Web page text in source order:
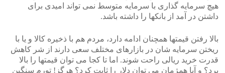
هیچ سرمایه گذاری با سرمایه متوسط نمی تواند امیدی برای
داشتن در آمد از بانکها را داشته باشد.
بالا رفتن قیمتها همچنان ادامه دارد، مردم هم با ذخیره کالا و یا با
ریختن سرمایه شان در بازارهای مختلف سعی دارند از شر کاهش
قدرت خرید ریالی راحت شوند. اما تا کجا می توان قیمتها را بالا
برد؟ و آیا همژمان می توان دلار را ثابت کرد؟ هرگز! تورم سنگین